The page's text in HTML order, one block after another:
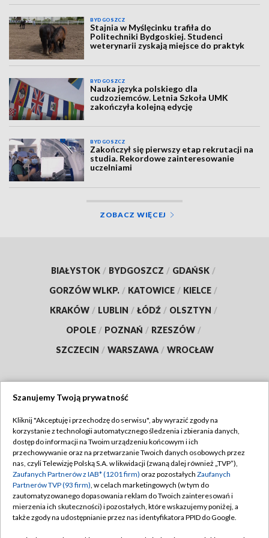
BYDGOSZCZ
Stajnia w Myślęcinku trafiła do
Politechniki Bydgoskiej. Studenci
weterynarii zyskają miejsce do praktyk
BYDGOSZCZ
Nauka języka polskiego dla
cudzoziemców. Letnia Szkoła UMK
zakończyła kolejną edycję
BYDGOSZCZ
Zakończył się pierwszy etap rekrutacji na
studia. Rekordowe zainteresowanie
uczelniami
ZOBACZ WIĘCEJ
BIAŁYSTOK / BYDGOSZCZ / GDAŃSK /
GORZÓW WLKP. / KATOWICE / KIELCE /
KRAKÓW / LUBLIN / ŁÓDŹ / OLSZTYN /
OPOLE / POZNAŃ / RZESZÓW /
SZCZECIN / WARSZAWA / WROCŁAW
TVP
Abonament TVP
Emisja w TVP
Centrum informacji TVP
Naziemna Telewizja Cyfrowa
Regulamin TVP
Polityka prywatności
Moje zgody
Pomoc
Szanujemy Twoją prywatność
Kliknij "Akceptuję i przechodzę do serwisu", aby wyrazić zgody na
korzystanie z technologii automatycznego śledzenia i zbierania danych,
dostęp do informacji na Twoim urządzeniu końcowym i ich
przechowywanie oraz na przetwarzanie Twoich danych osobowych przez
nas, czyli Telewizję Polską S.A. w likwidacji (zwaną dalej również „TVP”),
Zaufanych Partnerów z IAB* (1201 firm) oraz pozostałych Zaufanych
Partnerów TVP (93 firm), w celach marketingowych (w tym do
zautomatyzowanego dopasowania reklam do Twoich zainteresowań i
mierzenia ich skuteczności) i pozostałych, które wskazujemy poniżej, a
także zgody na udostępnianie przez nas identyfikatora PPID do Google.